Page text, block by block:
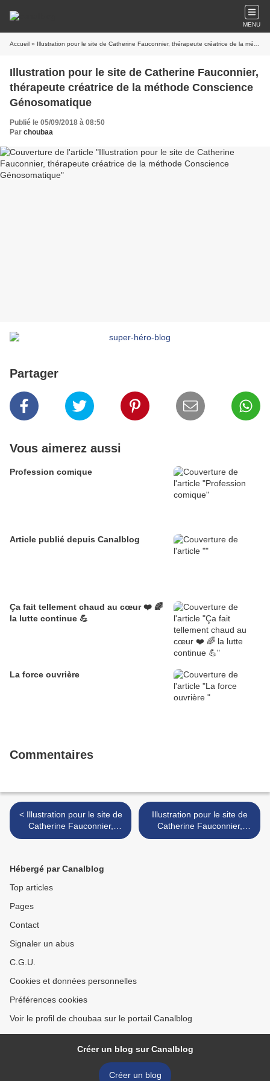
MENU
Accueil » Illustration pour le site de Catherine Fauconnier, thérapeute créatrice de la méthode Conscience Génosomatique
Illustration pour le site de Catherine Fauconnier,
thérapeute créatrice de la méthode Conscience
Génosomatique
Publié le 05/09/2018 à 08:50
Par choubaa
Partager
Vous aimerez aussi
Profession comique
Article publié depuis Canalblog
Ça fait tellement chaud au cœur ❤️ 🌈
la lutte continue 💪
La force ouvrière
Commentaires
< Illustration pour le site de
Catherine Fauconnier,
thérapeute créatrice de la
Illustration pour le site de
Catherine Fauconnier,
thérapeute créatrice de la
Hébergé par Canalblog
Top articles
Pages
Contact
Signaler un abus
C.G.U.
Cookies et données personnelles
Préférences cookies
Voir le profil de choubaa sur le portail Canalblog
Créer un blog sur Canalblog
Créer un blog